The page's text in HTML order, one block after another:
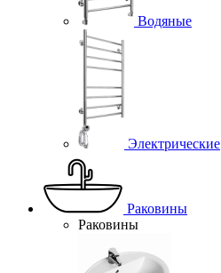
Водяные
Электрические
Раковины
Раковины